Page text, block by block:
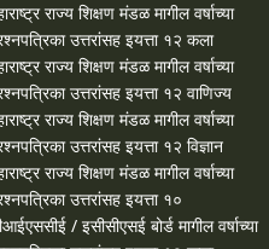
राज्य शिक्षण मंडळ मागील वर्षाच्या
उत्तरांसह इयत्ता १२ कला
राज्य शिक्षण मंडळ मागील वर्षाच्या
उत्तरांसह इयत्ता १२ वाणिज्य
राज्य शिक्षण मंडळ मागील वर्षाच्या
उत्तरांसह इयत्ता १२ विज्ञान
राज्य शिक्षण मंडळ मागील वर्षाच्या
उत्तरांसह इयत्ता १०
/ इसीसीएसई बोर्ड मागील वर्षाच्या